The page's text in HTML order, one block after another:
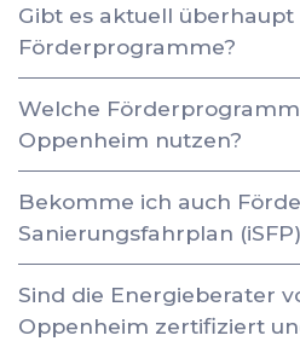
Gibt es aktuell
Förderprogramme?
Welche
Oppenheim nutzen?
Bekomme ich auch
Sanierungsfahrplan
Sind die Energieberater
Oppenheim zertifiziert